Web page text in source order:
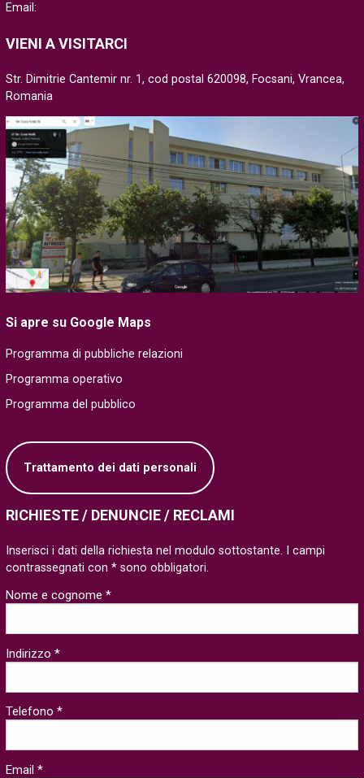
Email:
VIENI A VISITARCI
Str. Dimitrie Cantemir nr. 1, cod postal 620098, Focsani, Vrancea,
Romania
Si apre su Google Maps
Programma di pubbliche relazioni
Programma operativo
Programma del pubblico
Trattamento dei dati personali
RICHIESTE / DENUNCIE / RECLAMI
Inserisci i dati della richiesta nel modulo sottostante. I campi
contrassegnati con * sono obbligatori.
Nome e cognome *
Indirizzo *
Telefono *
Email *